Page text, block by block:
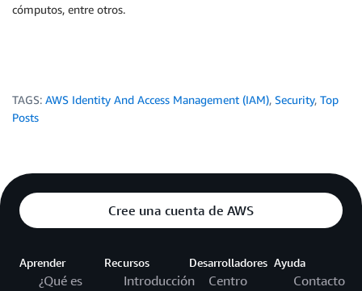
cómputos, entre otros.
TAGS: AWS Identity And Access Management (IAM), Security, Top
Posts
Cree una cuenta de AWS
Aprender
¿Qué es
Recursos
Introducción
Desarrolladores
Centro
Ayuda
Contacto